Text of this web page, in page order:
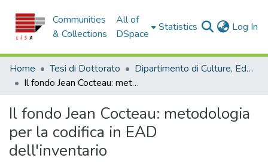
Communities
& Collections
All of
DSpace
Statistics Log In
Home Tesi di Dottorato
Dipartimento di Culture, Educazione e Società - Tesi di Dottorato
Il fondo Jean Cocteau: metodologia per la codifica in EAD dell'inventario
Il fondo Jean Cocteau: metodologia
per la codifica in EAD
dell'inventario